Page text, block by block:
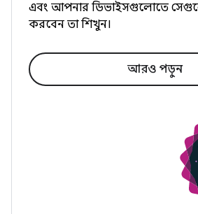
এবং আপনার ডিভাইসগুলোতে
করবেন তা শিখুন।
আরও পড়ুন